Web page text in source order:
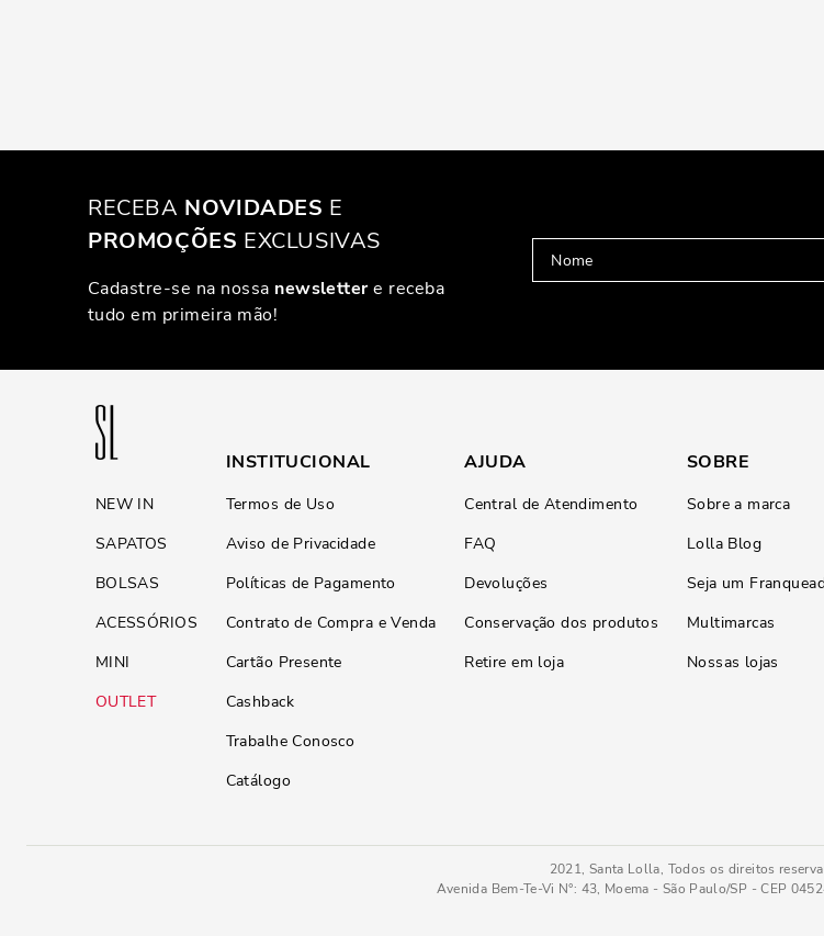
RECEBA NOVIDADES E
PROMOÇÕES EXCLUSIVAS
Cadastre-se na nossa newslettere receba
tudo em primeira mão!
NEW IN
SAPATOS
BOLSAS
ACESSÓRIOS
MINI
OUTLET
INSTITUCIONAL
Termos de Uso
Aviso de Privacidade
Políticas de Pagamento
Contrato de Compra e Venda
Cartão Presente
Cashback
Trabalhe Conosco
Catálogo
AJUDA
Central de Atendimento
FAQ
Devoluções
Conservação dos produtos
Retire em loja
SOBRE
Sobre a marca
Lolla Blog
Seja um
Multimarcas
Nossas lojas
2021, Santa Lolla, Todos os direitos
Avenida Bem-Te-Vi N°: 43, Moema - São Paulo/SP - CEP